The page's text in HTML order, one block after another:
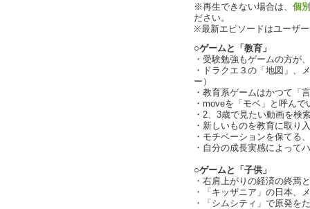
※再生できない場合は、 個
ださい。
※最新エピソードはユーザ
○ゲームと「教育」
・受験勉強もゲームの方が
・ドラクエ３の「地図」、
ー）
・教育系ゲームはかつて「
・moveを「モベ」と呼ん
・2、3歳で見たい動画を検
・新しいものを教育に取り
・モチベーションを保てる
・自分の成長実感によって
○ゲームと「子供」
・右肩上がりの経済の終焉
・「キッザニア」の日本、
・「シムシティ」で原発を